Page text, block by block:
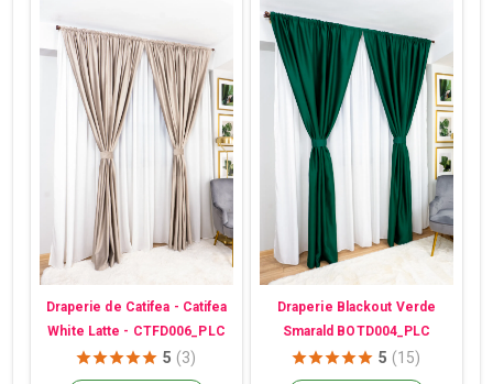
Draperie de Catifea - Catifea
White Latte - CTFD006_PLC
5 (3)
Draperie Blackout Verde
Smarald BOTD004_PLC
5 (15)